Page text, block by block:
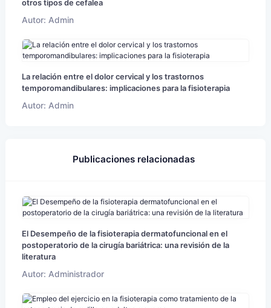
otros tipos de cefalea
Autor: Admin
La relación entre el dolor cervical y los trastornos
temporomandibulares: implicaciones para la fisioterapia
Autor: Admin
Publicaciones relacionadas
El Desempeño de la fisioterapia dermatofuncional en el
postoperatorio de la cirugía bariátrica: una revisión de la
literatura
Autor: Administrador